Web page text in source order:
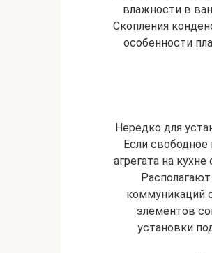
влажности в
Скопления
особенности
Нередко для
Если
агрегата на
коммуникаций
элементов
установки